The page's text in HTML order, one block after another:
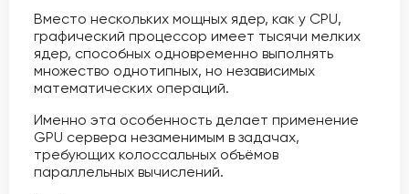
Вместо нескольких мощных ядер, как у CPU,
графический процессор имеет тысячи мелких
ядер, способных одновременно выполнять
множество однотипных, но независимых
математических операций.
Именно эта особенность делает применение
GPU сервера незаменимым в задачах,
требующих колоссальных объёмов
параллельных вычислений.